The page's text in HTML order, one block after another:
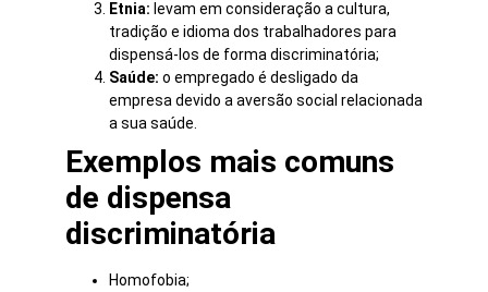
Etnia: levam em consideração a cultura,
tradição e idioma dos trabalhadores para
dispensá-los de forma discriminatória;
Saúde: o empregado é desligado da
empresa devido a aversão social relacionada
a sua saúde.
Exemplos mais comuns
de dispensa
discriminatória
Homofobia;